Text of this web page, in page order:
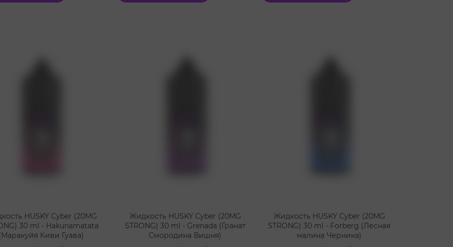
HUSKY Cyber (20MG
30 ml - Hakunamatata
Киви Гуава)
Жидкость HUSKY Cyber (20MG
STRONG) 30 ml - Grenada (Гранат
Смородина Вишня)
Жидкость HUSKY Cyber (20MG
STRONG) 30 ml - Forberg (Лесная
малина Черника)